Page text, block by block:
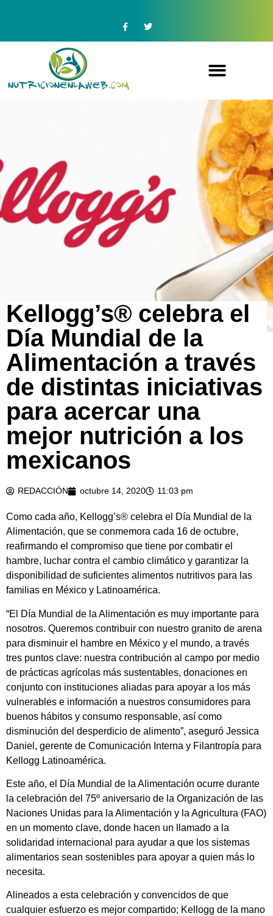
Kellogg’s® celebra el
Día Mundial de la
Alimentación a través
de distintas iniciativas
para acercar una
mejor nutrición a los
mexicanos
REDACCIÓN octubre 14, 2020 11:03 pm
Como cada año, Kellogg’s® celebra el Día Mundial de la
Alimentación, que se conmemora cada 16 de octubre,
reafirmando el compromiso que tiene por combatir el
hambre, luchar contra el cambio climático y garantizar la
disponibilidad de suficientes alimentos nutritivos para las
familias en México y Latinoamérica.
“El Día Mundial de la Alimentación es muy importante para
nosotros. Queremos contribuir con nuestro granito de arena
para disminuir el hambre en México y el mundo, a través
tres puntos clave: nuestra contribución al campo por medio
de prácticas agrícolas más sustentables, donaciones en
conjunto con instituciones aliadas para apoyar a los más
vulnerables e información a nuestros consumidores para
buenos hábitos y consumo responsable, así como
disminución del desperdicio de alimento”, aseguró Jessica
Daniel, gerente de Comunicación Interna y Filantropía para
Kellogg Latinoamérica.
Este año, el Día Mundial de la Alimentación ocurre durante
la celebración del 75º aniversario de la Organización de las
Naciones Unidas para la Alimentación y la Agricultura (FAO)
en un momento clave, donde hacen un llamado a la
solidaridad internacional para ayudar a que los sistemas
alimentarios sean sostenibles para apoyar a quien más lo
necesita.
Alineados a esta celebración y convencidos de que
cualquier esfuerzo es mejor compartido; Kellogg de la mano